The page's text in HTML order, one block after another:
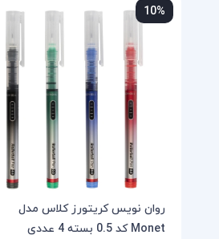
روان نویس کریتورز کلاس مدل
Monet کد 0.5 بسته 4 عددی
10%